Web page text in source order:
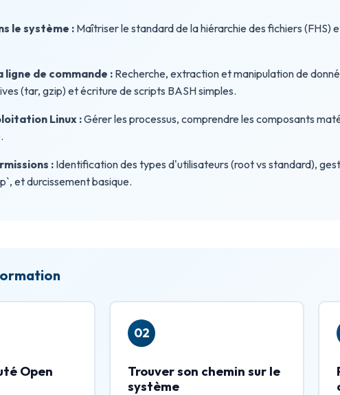
le système : Maîtriser le standard de la hiérarchie des fichiers (FHS)
ligne de commande : Recherche, extraction et manipulation de
(tar, gzip) et écriture de scripts BASH simples.
Linux :Gérer les processus, comprendre les composants
:Identification des types d'utilisateurs (root vs standard),
et durcissement basique.
Open
02
Trouver son chemin sur le
système